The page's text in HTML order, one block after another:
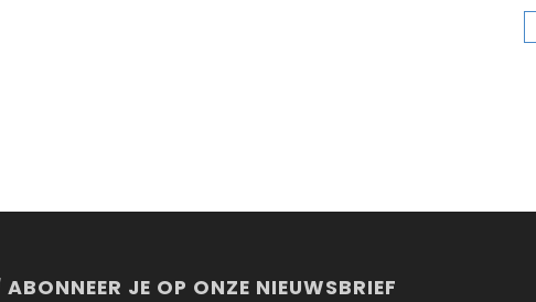
ABONNEER JE OP ONZE NIEUWSBRIEF